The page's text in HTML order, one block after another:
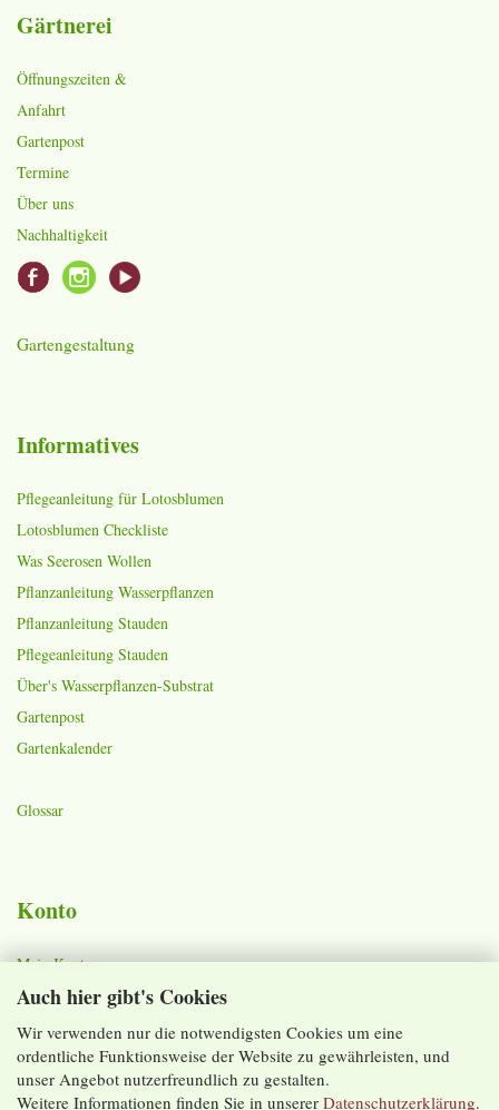
Auch hier gibt's Cookies
Wir verwenden nur die notwendigsten Cookies um eine
ordentliche Funktionsweise der Website zu gewährleisten, und
unser Angebot nutzerfreundlich zu gestalten.
Weitere Informationen finden Sie in unserer Datenschutzerklärung.
Gärtnerei
Öffnungszeiten &
Anfahrt
Gartenpost
Termine
Über uns
Nachhaltigkeit
Gartengestaltung
Informatives
Pflegeanleitung für Lotosblumen
Lotosblumen Checkliste
Was Seerosen Wollen
Pflanzanleitung Wasserpflanzen
Pflanzanleitung Stauden
Pflegeanleitung Stauden
Über's Wasserpflanzen-Substrat
Gartenpost
Gartenkalender
Glossar
Konto
Mein Konto
Warenkorb
Merkzettel
Lieferzeiten und Versandkosten